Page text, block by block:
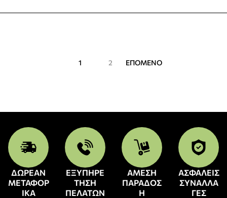
1 2 ΕΠΟΜΕΝΟ
ΔΩΡΕΑΝ
ΜΕΤΑΦΟΡ
ΙΚΑ
ΕΞΥΠΗΡΕ
ΤΗΣΗ
ΠΕΛΑΤΩΝ
ΑΜΕΣΗ
ΠΑΡΑΔΟΣ
Η
ΑΣΦΑΛΕΙΣ
ΣΥΝΑΛΛΑ
ΓΕΣ